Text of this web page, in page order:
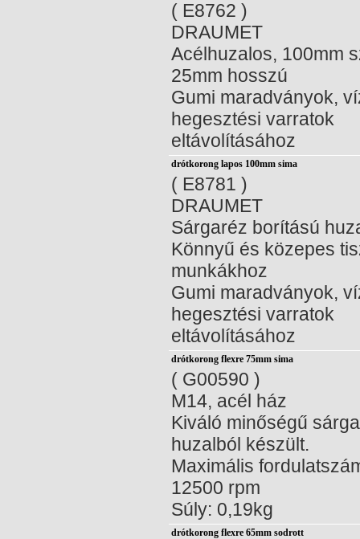
( E8762 )
DRAUMET
Acélhuzalos, 100mm
25mm hosszú
Gumi maradványok,
hegesztési varratok
eltávolításához
drótkorong lapos 100mm sima
( E8781 )
DRAUMET
Sárgaréz borítású
Könnyű és közepes
munkákhoz
Gumi maradványok,
hegesztési varratok
eltávolításához
drótkorong flexre 75mm sima
( G00590 )
M14, acél ház
Kiváló minőségű
huzalból készült.
Maximális
12500 rpm
Súly: 0,19kg
drótkorong flexre 65mm sodrott